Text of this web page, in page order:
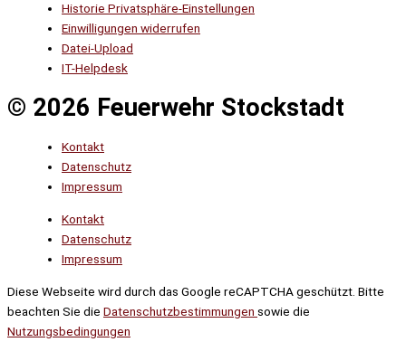
Historie Privatsphäre-Einstellungen
Einwilligungen widerrufen
Datei-Upload
IT-Helpdesk
© 2026 Feuerwehr Stockstadt
Kontakt
Datenschutz
Impressum
Kontakt
Datenschutz
Impressum
Diese Webseite wird durch das Google reCAPTCHA geschützt. Bitte
beachten Sie die Datenschutzbestimmungen sowie die
Nutzungsbedingungen